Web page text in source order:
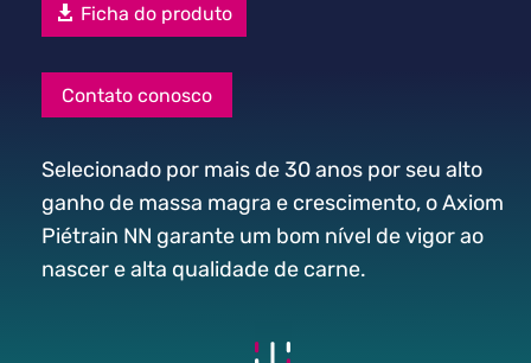
Ficha do produto
Contato conosco
Selecionado por mais de 30 anos por seu alto
ganho de massa magra e crescimento, o Axiom
Piétrain NN garante um bom nível de vigor ao
nascer e alta qualidade de carne.